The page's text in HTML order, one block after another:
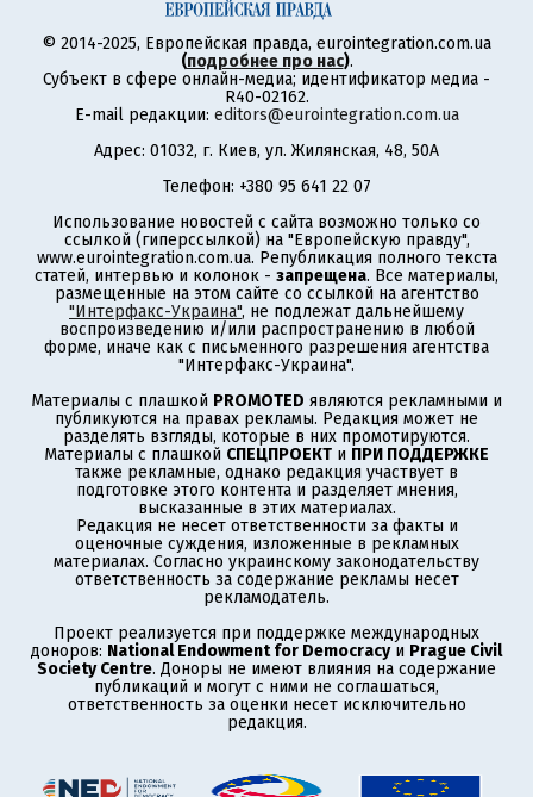
© 2014-2025, Европейская правда, eurointegration.com.ua
(подробнее про нас).
Субъект в сфере онлайн-медиа; идентификатор медиа -
R40-02162.
E-mail редакции: editors@eurointegration.com.ua
Адрес: 01032, г. Киев, ул. Жилянская, 48, 50А
Телефон: +380 95 641 22 07
Использование новостей с сайта возможно только со
ссылкой (гиперссылкой) на "Европейскую правду",
www.eurointegration.com.ua. Републикация полного текста
статей, интервью и колонок - запрещена. Все материалы,
размещенные на этом сайте со ссылкой на агентство
"Интерфакс-Украина", не подлежат дальнейшему
воспроизведению и/или распространению в любой
форме, иначе как с письменного разрешения агентства
"Интерфакс-Украина".
Материалы с плашкой PROMOTED являются рекламными и
публикуются на правах рекламы. Редакция может не
разделять взгляды, которые в них промотируются.
Материалы с плашкой СПЕЦПРОЕКТ и ПРИ ПОДДЕРЖКЕ
также рекламные, однако редакция участвует в
подготовке этого контента и разделяет мнения,
высказанные в этих материалах.
Редакция не несет ответственности за факты и
оценочные суждения, изложенные в рекламных
материалах. Согласно украинскому законодательству
ответственность за содержание рекламы несет
рекламодатель.
Проект реализуется при поддержке международных
доноров: National Endowment for Democracyи Prague Civil
Society Centre. Доноры не имеют влияния на содержание
публикаций и могут с ними не соглашаться,
ответственность за оценки несет исключительно
редакция.